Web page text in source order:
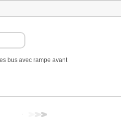
bus avec rampe avant